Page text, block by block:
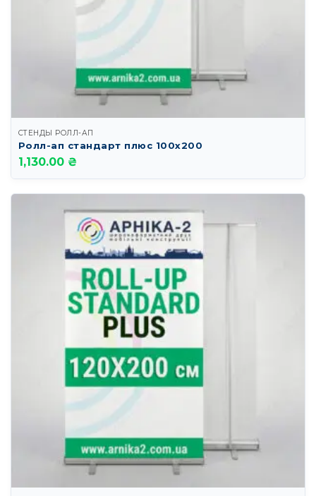
СТЕНДЫ РОЛЛ-АП
Ролл-ап стандарт плюс 100х200
1,130.00 ₴